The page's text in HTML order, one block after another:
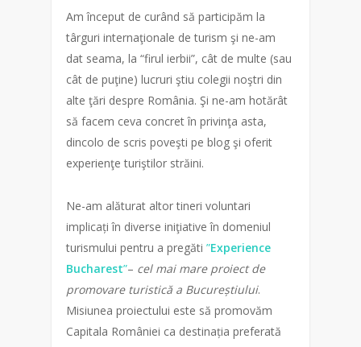
Am început de curând să participăm la
târguri internaţionale de turism şi ne-am
dat seama, la “firul ierbii”, cât de multe (sau
cât de puţine) lucruri ştiu colegii noştri din
alte ţări despre România. Şi ne-am hotărât
să facem ceva concret în privinţa asta,
dincolo de scris poveşti pe blog şi oferit
experienţe turiştilor străini.
Ne-am alăturat altor tineri voluntari
implicați în diverse iniţiative în domeniul
turismului pentru a pregăti ”Experience
Bucharest”– cel mai mare proiect de
promovare turistică a Bucureștiului.
Misiunea proiectului este să promovăm
Capitala României ca destinația preferată